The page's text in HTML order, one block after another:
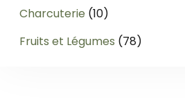
Charcuterie 1010
produits
Fruits et Légumes 7878